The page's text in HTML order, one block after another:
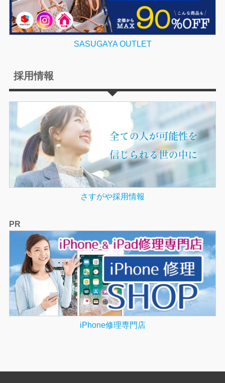
SASUGAYA OUTLET
採用情報
さすがや採用情報
PR
iPhone修理専門店